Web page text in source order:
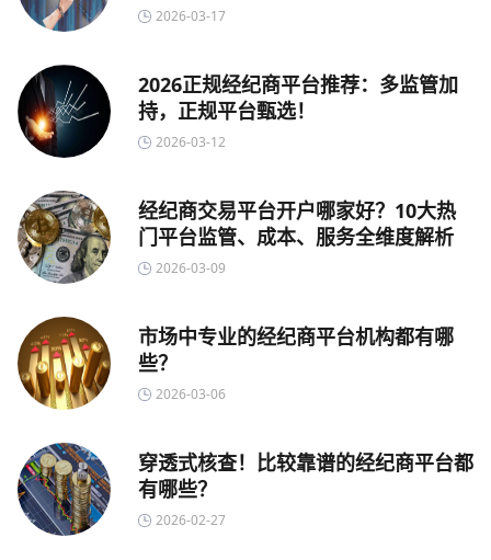
2026-03-17
2026正规经纪商平台推荐：多监管加
持，正规平台甄选！
2026-03-12
经纪商交易平台开户哪家好？10大热
门平台监管、成本、服务全维度解析
2026-03-09
市场中专业的经纪商平台机构都有哪
些？
2026-03-06
穿透式核查！比较靠谱的经纪商平台都
有哪些？
2026-02-27